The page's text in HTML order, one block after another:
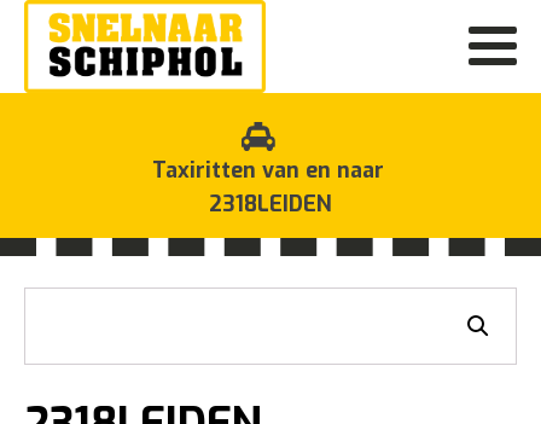
Taxiritten van en naar
2318LEIDEN